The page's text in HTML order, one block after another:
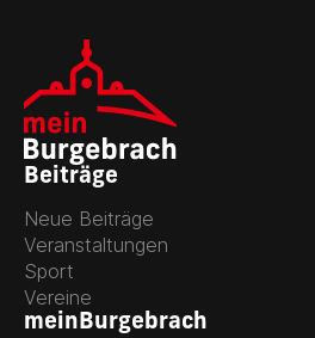
Beiträge
Neue Beiträge
Veranstaltungen
Sport
Vereine
meinBurgebrach